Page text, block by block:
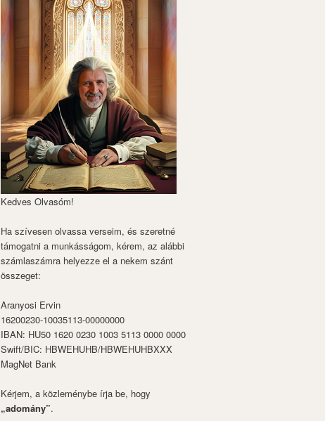
Kedves Olvasóm!
Ha szívesen olvassa verseim, és szeretné
támogatni a munkásságom, kérem, az alábbi
számlaszámra helyezze el a nekem szánt
összeget:
Aranyosi Ervin
16200230-10035113-00000000
IBAN: HU50 1620 0230 1003 5113 0000 0000
Swift/BIC: HBWEHUHB/HBWEHUHBXXX
MagNet Bank
Kérjem, a közleménybe írja be, hogy
„adomány”.